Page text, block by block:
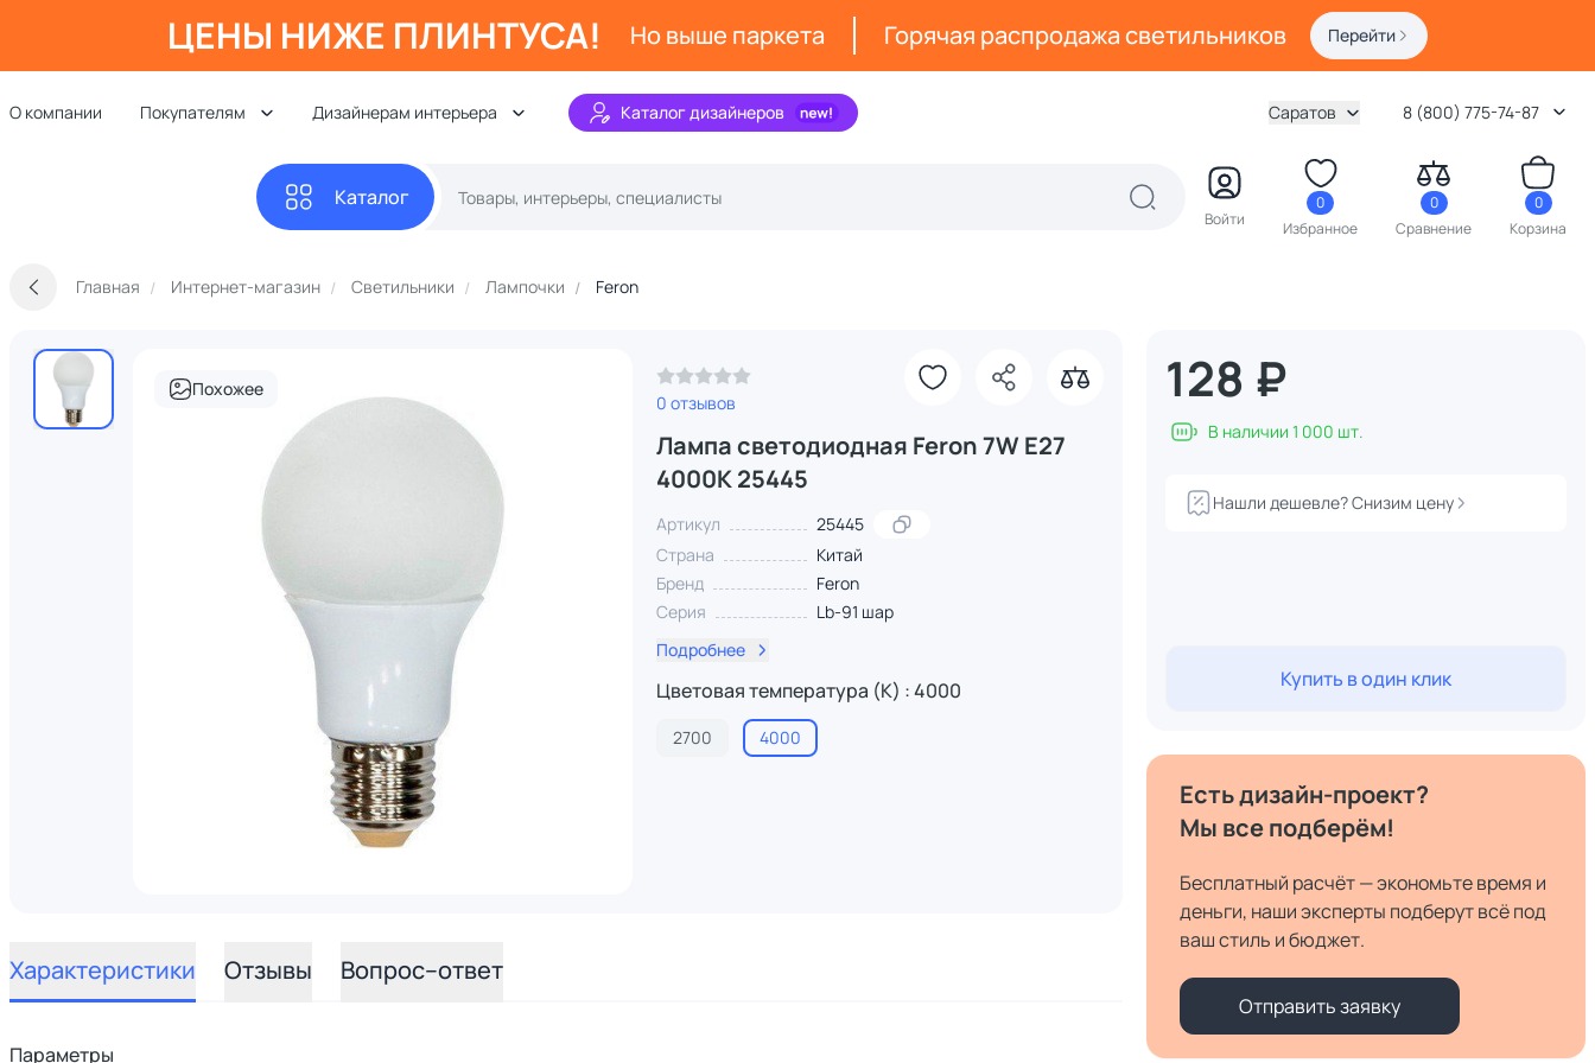
ЦЕНЫ НИЖЕ ПЛИНТУСА! Но выше паркета Горячая распродажа светильников Перейти
О компании Покупателям Дизайнерам интерьера Каталог дизайнеров Саратов 8 (800) 775-74-87
Каталог
Войти
0
Избранное
0
Сравнение
0
Корзина
Главная Интернет-магазин Светильники Лампочки Feron
Похожее
0 отзывов
Лампа светодиодная Feron 7W E27
4000K 25445
Артикул
25445
Страна
Китай
Бренд
Feron
Серия
Lb-91 шар
Подробнее
Цветовая температура (К) : 4000
2700 4000
Характеристики Отзывы Вопрос–ответ
Параметры
128 ₽
В наличии 1 000 шт.
Нашли дешевле? Снизим цену
Купить в один клик
Есть дизайн-проект?
Мы все подберём!
Бесплатный расчёт — экономьте время и
деньги, наши эксперты подберут всё под
ваш стиль и бюджет.
Отправить заявку